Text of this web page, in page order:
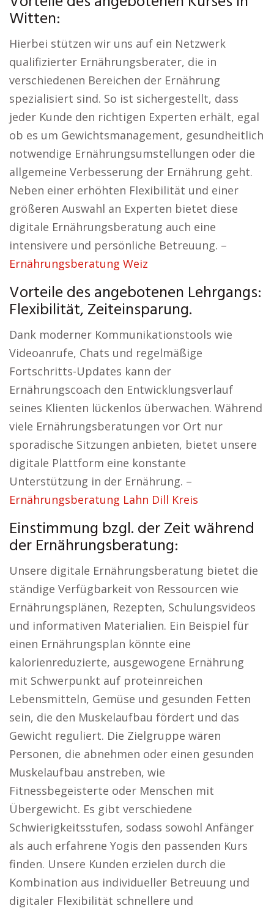
Witten:
Hierbei stützen wir uns auf ein Netzwerk
qualifizierter Ernährungsberater, die in
verschiedenen Bereichen der Ernährung
spezialisiert sind. So ist sichergestellt, dass
jeder Kunde den richtigen Experten erhält, egal
ob es um Gewichtsmanagement, gesundheitlich
notwendige Ernährungsumstellungen oder die
allgemeine Verbesserung der Ernährung geht.
Neben einer erhöhten Flexibilität und einer
größeren Auswahl an Experten bietet diese
digitale Ernährungsberatung auch eine
intensivere und persönliche Betreuung. –
Ernährungsberatung Weiz
Vorteile des angebotenen Lehrgangs:
Flexibilität, Zeiteinsparung.
Dank moderner Kommunikationstools wie
Videoanrufe, Chats und regelmäßige
Fortschritts-Updates kann der
Ernährungscoach den Entwicklungsverlauf
seines Klienten lückenlos überwachen. Während
viele Ernährungsberatungen vor Ort nur
sporadische Sitzungen anbieten, bietet unsere
digitale Plattform eine konstante
Unterstützung in der Ernährung. –
Ernährungsberatung Lahn Dill Kreis
Einstimmung bzgl. der Zeit während
der Ernährungsberatung:
Unsere digitale Ernährungsberatung bietet die
ständige Verfügbarkeit von Ressourcen wie
Ernährungsplänen, Rezepten, Schulungsvideos
und informativen Materialien. Ein Beispiel für
einen Ernährungsplan könnte eine
kalorienreduzierte, ausgewogene Ernährung
mit Schwerpunkt auf proteinreichen
Lebensmitteln, Gemüse und gesunden Fetten
sein, die den Muskelaufbau fördert und das
Gewicht reguliert. Die Zielgruppe wären
Personen, die abnehmen oder einen gesunden
Muskelaufbau anstreben, wie
Fitnessbegeisterte oder Menschen mit
Übergewicht. Es gibt verschiedene
Schwierigkeitsstufen, sodass sowohl Anfänger
als auch erfahrene Yogis den passenden Kurs
finden. Unsere Kunden erzielen durch die
Kombination aus individueller Betreuung und
digitaler Flexibilität schnellere und